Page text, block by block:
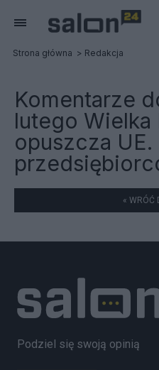
Strona główna Redakcja
Komentarze
lutego Wielka
opuszcza
« WRÓĆ
Podziel się swoją opinią